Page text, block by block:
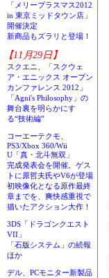
「メリープラスマス2012
in 東京ミッドタウン店」
開催決定
新商品もズラリと登場！
【11月29日】
スクエニ、「スクウェ
ア・エニックス オープン
カンファレンス 2012」
「Agni's Philosophy」の
舞台裏を明らかにす
る“技術編”
コーエーテクモ、
PS3/Xbox 360/Wii
U「真・北斗無双」
完成発表会を開催。ゲス
トに原哲夫氏やV6が登場
初映像化となる原作最終
章までを、爽快感重視で
描いたアクション大作！
3DS「ドラゴンクエスト
VII」
「石版システム」の続報
ほか
デル、PCモニター新製品